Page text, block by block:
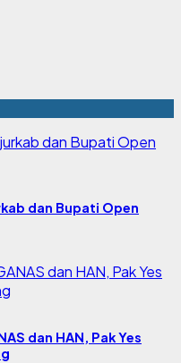
dan Bupati Open
dan HAN, Pak Yes